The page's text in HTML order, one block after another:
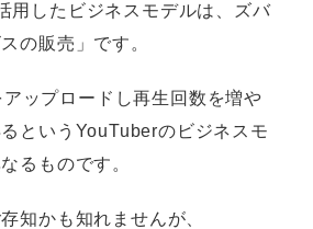
用したビジネスモデルは、ズバ
の販売」です。
ップロードし再生回数を増や
というYouTuberのビジネスモ
るものです。
知かも知れませんが、